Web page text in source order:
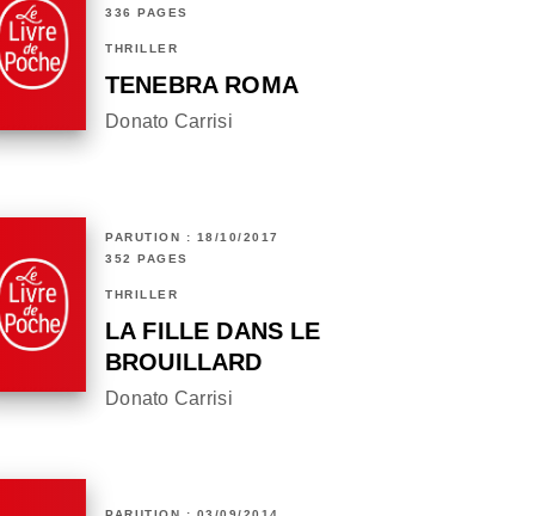
336 PAGES
THRILLER
TENEBRA ROMA
Donato Carrisi
PARUTION : 18/10/2017
352 PAGES
THRILLER
LA FILLE DANS LE
BROUILLARD
Donato Carrisi